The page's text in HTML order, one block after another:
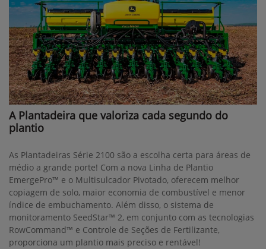
A Plantadeira que valoriza cada segundo do
plantio
As Plantadeiras Série 2100 são a escolha certa para áreas de
médio a grande porte! Com a nova Linha de Plantio
EmergePro™ e o Multisulcador Pivotado, oferecem melhor
copiagem de solo, maior economia de combustível e menor
índice de embuchamento. Além disso, o sistema de
monitoramento SeedStar™ 2, em conjunto com as tecnologias
RowCommand™ e Controle de Seções de Fertilizante,
proporciona um plantio mais preciso e rentável!